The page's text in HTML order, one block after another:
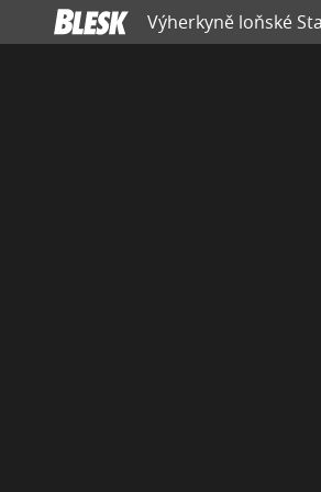
Výherkyně loňské